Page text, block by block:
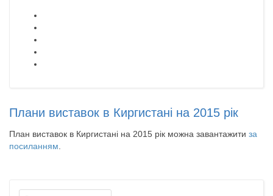
Плани виставок в Киргистані на 2015 рік
План виставок в Киргистані на 2015 рік можна завантажити за
посиланням